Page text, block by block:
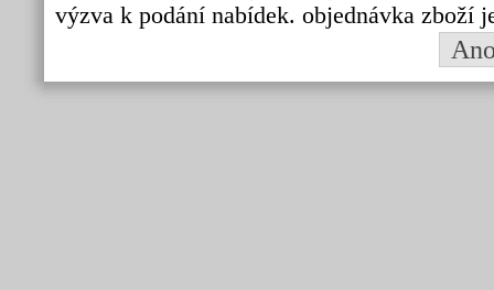
výzva k podání nabídek. objednávka zboží